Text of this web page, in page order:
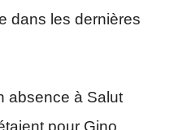
dans les dernières
absence à Salut
pour Gino